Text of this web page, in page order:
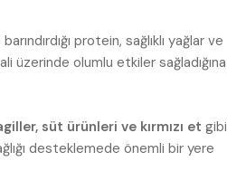
protein, sağlıklı yağlar ve
üzerinde olumlu etkiler sağladığına
süt ürünleri ve kırmızı et gibi
desteklemede önemli bir yere